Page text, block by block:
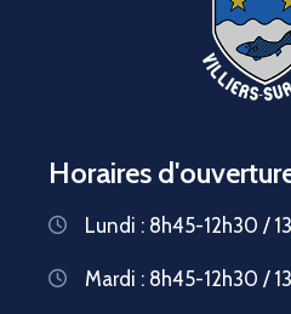
Horaires
Lundi : 8h45-12h30 /
Mardi : 8h45-12h30 /